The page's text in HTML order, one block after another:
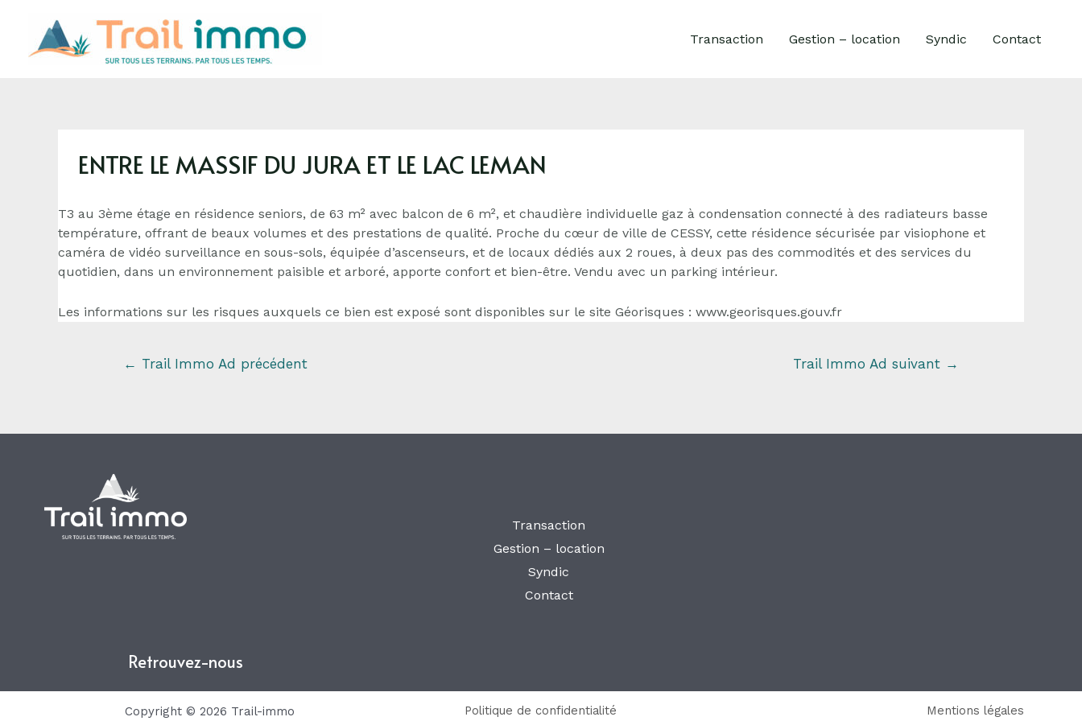
Transaction Gestion – location Syndic Contact
ENTRE LE MASSIF DU JURA ET LE LAC LEMAN
T3 au 3ème étage en résidence seniors, de 63 m² avec balcon de 6 m², et chaudière individuelle gaz à condensation connecté à des radiateurs basse
température, offrant de beaux volumes et des prestations de qualité. Proche du cœur de ville de CESSY, cette résidence sécurisée par visiophone et
caméra de vidéo surveillance en sous-sols, équipée d’ascenseurs, et de locaux dédiés aux 2 roues, à deux pas des commodités et des services du
quotidien, dans un environnement paisible et arboré, apporte confort et bien-être. Vendu avec un parking intérieur.
Les informations sur les risques auxquels ce bien est exposé sont disponibles sur le site Géorisques : www.georisques.gouv.fr
← Trail Immo Ad précédent Trail Immo Ad suivant →
Retrouvez-nous
Transaction
Gestion – location
Syndic
Contact
Copyright © 2026 Trail-immo Politique de confidentialité Mentions légales